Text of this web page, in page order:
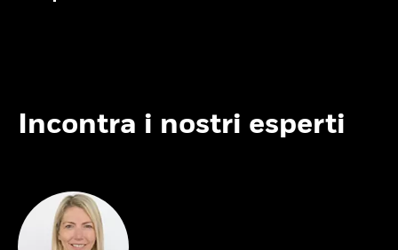
Incontra i nostri esperti